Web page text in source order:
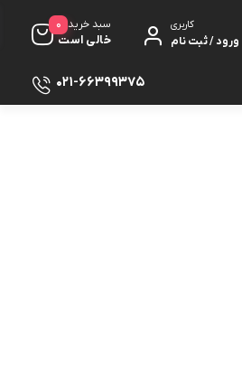
کاربری
ورود / ثبت نام
سبد خرید
خالی است
0
021-66399375